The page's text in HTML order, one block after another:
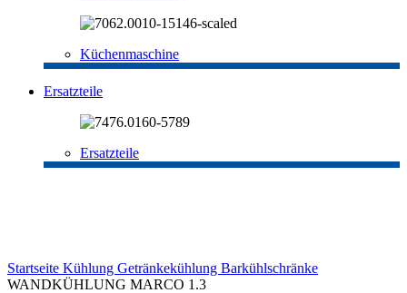
Küchenmaschine
Ersatzteile
Ersatzteile
Startseite Kühlung Getränkekühlung Barkühlschränke
WANDKÜHLUNG MARCO 1.3